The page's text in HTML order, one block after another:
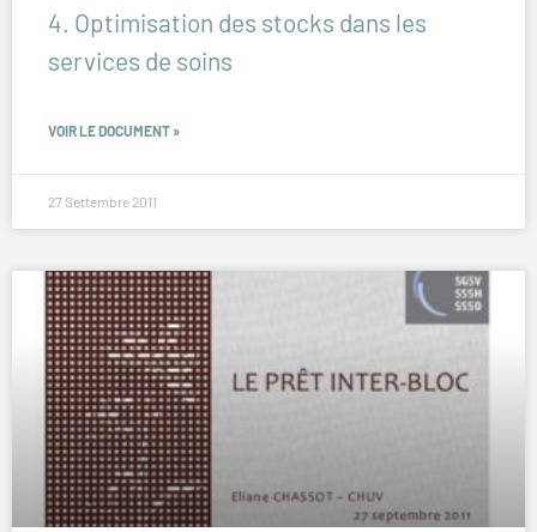
4. Optimisation des stocks dans les
services de soins
VOIR LE DOCUMENT »
27 Settembre 2011